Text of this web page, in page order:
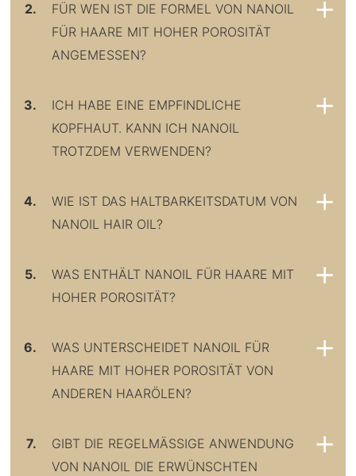
2.
FÜR WEN IST DIE FORMEL VON NANOIL
FÜR HAARE MIT HOHER POROSITÄT
ANGEMESSEN?
3.
ICH HABE EINE EMPFINDLICHE
KOPFHAUT. KANN ICH NANOIL
TROTZDEM VERWENDEN?
4.
WIE IST DAS HALTBARKEITSDATUM VON
NANOIL HAIR OIL?
5.
WAS ENTHÄLT NANOIL FÜR HAARE MIT
HOHER POROSITÄT?
6.
WAS UNTERSCHEIDET NANOIL FÜR
HAARE MIT HOHER POROSITÄT VON
ANDEREN HAARÖLEN?
7.
GIBT DIE REGELMÄSSIGE ANWENDUNG
VON NANOIL DIE ERWÜNSCHTEN